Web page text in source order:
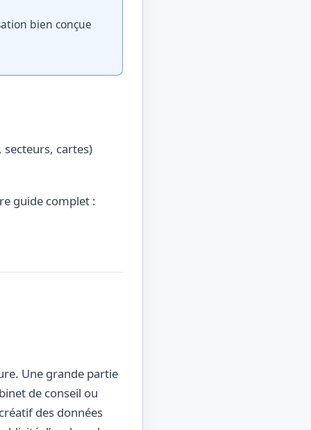
bien conçue
secteurs, cartes)
guide complet :
Une grande partie
de conseil ou
des données